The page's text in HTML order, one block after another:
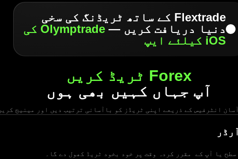
Flextrade کے ساتھ ٹریڈنگ کی سخی
دنیا دریافت کریں —
Olymptrade کی
iOS کیلئے ایپ
Forex ٹریڈ کریں
آپ جہاں کہیں بھی ہوں
آسان انٹرفیس کے ذریعے اپنی ٹریڈز کو باآسانی ترتیب دیں اور مینیج کریں
یا آپ کے مقرر کردہ وقت پر خود بخود ٹریڈ کھول دے گا۔